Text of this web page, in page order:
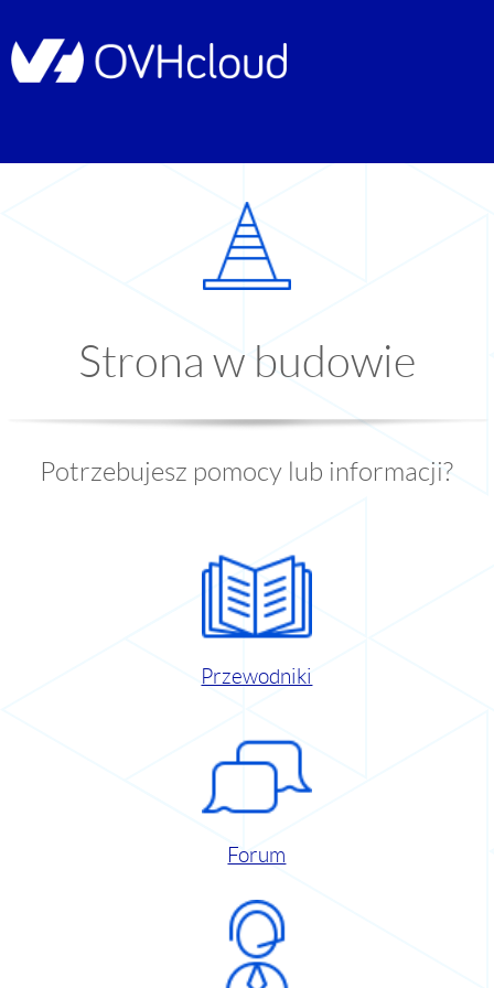
Strona w budowie
Potrzebujesz pomocy lub informacji?
Przewodniki
Forum